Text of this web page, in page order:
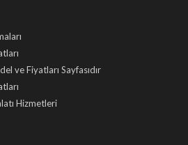
ve Fiyatları Sayfasıdır
Hizmetleri